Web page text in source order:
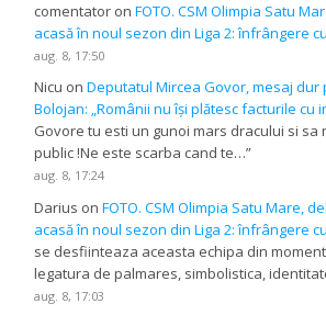
comentator onFOTO. CSM Olimpia Satu
acasă în noul sezon din Liga 2: înfrângere
aug. 8, 17:50
Nicu onDeputatul Mircea Govor, mesaj
Bolojan: „Românii nu își plătesc facturile cu
Govore tu esti un gunoi mars dracului si sa
public !Ne este scarba cand te…”
aug. 8, 17:24
Darius onFOTO. CSM Olimpia Satu Mare,
acasă în noul sezon din Liga 2: înfrângere
se desfiinteaza aceasta echipa din
legatura de palmares, simbolistica,
aug. 8, 17:03